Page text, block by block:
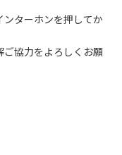
ンターホンを押してか
ご協力をよろしくお願